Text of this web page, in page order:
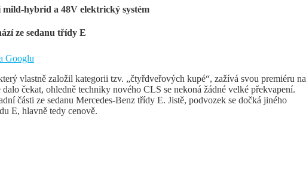
hybrid a 48V elektrický systém
ze sedanu třídy E
Googlu
vlastně založil kategorii tzv. „čtyřdveřových kupé“, zažívá svou premiéru na
čekat, ohledně techniky nového CLS se nekoná žádné velké překvapení.
části ze sedanu Mercedes-Benz třídy E. Jistě, podvozek se dočká jiného
E, hlavně tedy cenově.